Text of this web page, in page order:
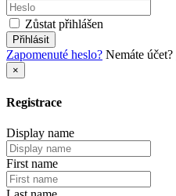
Zůstat přihlášen
Přihlásit
Zapomenuté heslo? Nemáte účet?
×
Registrace
Display name
First name